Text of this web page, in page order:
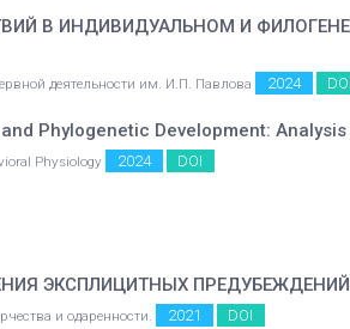
В ИНДИВИДУАЛЬНОМ И
деятельности им. И.П. Павлова 2024 DOI
Phylogenetic Development:
Physiology 2024 DOI
ЭКСПЛИЦИТНЫХ
и одаренности. 2021 DOI